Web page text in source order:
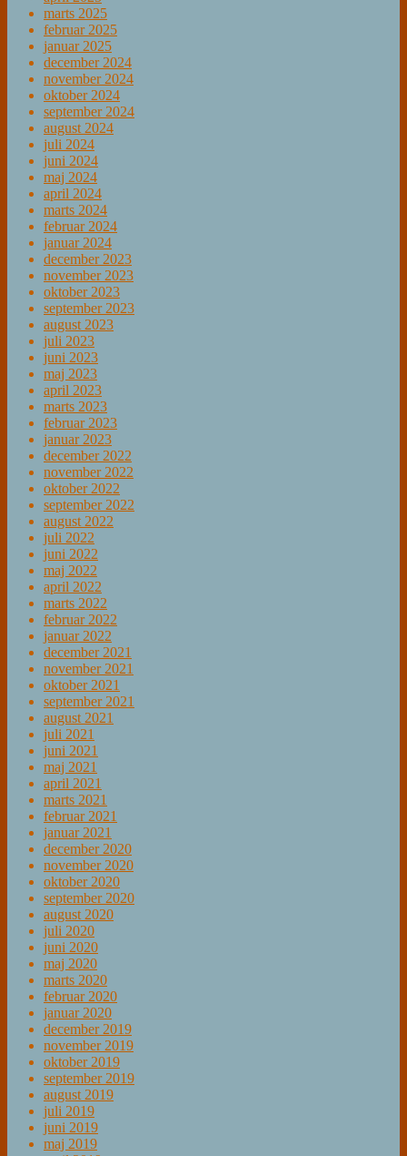
marts 2025
februar 2025
januar 2025
december 2024
november 2024
oktober 2024
september 2024
august 2024
juli 2024
juni 2024
maj 2024
april 2024
marts 2024
februar 2024
januar 2024
december 2023
november 2023
oktober 2023
september 2023
august 2023
juli 2023
juni 2023
maj 2023
april 2023
marts 2023
februar 2023
januar 2023
december 2022
november 2022
oktober 2022
september 2022
august 2022
juli 2022
juni 2022
maj 2022
april 2022
marts 2022
februar 2022
januar 2022
december 2021
november 2021
oktober 2021
september 2021
august 2021
juli 2021
juni 2021
maj 2021
april 2021
marts 2021
februar 2021
januar 2021
december 2020
november 2020
oktober 2020
september 2020
august 2020
juli 2020
juni 2020
maj 2020
marts 2020
februar 2020
januar 2020
december 2019
november 2019
oktober 2019
september 2019
august 2019
juli 2019
juni 2019
maj 2019